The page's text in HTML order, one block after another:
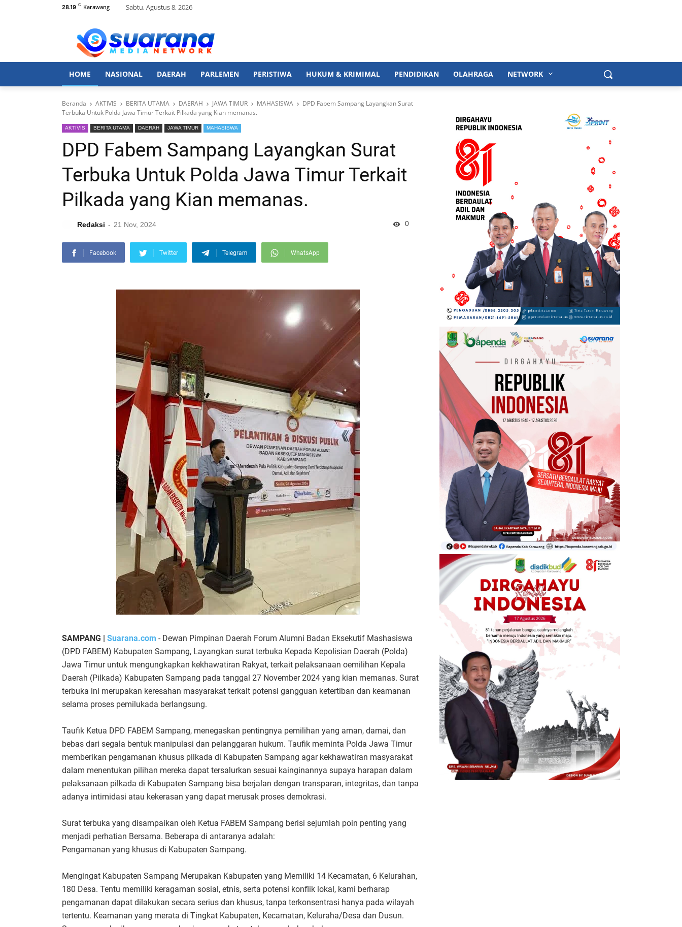
28.19 C Karawang Sabtu, Agustus 8, 2026
HOME NASIONAL DAERAH PARLEMEN PERISTIWA HUKUM & KRIMIMAL PENDIDIKAN OLAHRAGA NETWORK
Beranda AKTIVIS BERITA UTAMA DAERAH JAWA TIMUR MAHASISWA
DPD Fabem Sampang Layangkan Surat
Terbuka Untuk Polda Jawa Timur Terkait Pilkada yang Kian memanas.
AKTIVIS BERITA UTAMA DAERAH JAWA TIMUR MAHASISWA
DPD Fabem Sampang Layangkan Surat
Terbuka Untuk Polda Jawa Timur Terkait
Pilkada yang Kian memanas.
Redaksi 21 Nov, 2024 0
Facebook Twitter Telegram WhatsApp
SAMPANG | Suarana.com - Dewan Pimpinan Daerah Forum Alumni Badan Eksekutif Mashasiswa
(DPD FABEM) Kabupaten Sampang, Layangkan surat terbuka Kepada Kepolisian Daerah (Polda)
Jawa Timur untuk mengungkapkan kekhawatiran Rakyat, terkait pelaksanaan oemilihan Kepala
Daerah (Pilkada) Kabupaten Sampang pada tanggal 27 November 2024 yang kian memanas. Surat
terbuka ini merupakan keresahan masyarakat terkait potensi gangguan ketertiban dan keamanan
selama proses pemilukada berlangsung.
Taufik Ketua DPD FABEM Sampang, menegaskan pentingnya pemilihan yang aman, damai, dan
bebas dari segala bentuk manipulasi dan pelanggaran hukum. Taufik meminta Polda Jawa Timur
memberikan pengamanan khusus pilkada di Kabupaten Sampang agar kekhawatiran masyarakat
dalam menentukan pilihan mereka dapat tersalurkan sesuai kainginannya supaya harapan dalam
pelaksanaan pilkada di Kabupaten Sampang bisa berjalan dengan transparan, integritas, dan tanpa
adanya intimidasi atau kekerasan yang dapat merusak proses demokrasi.
Surat terbuka yang disampaikan oleh Ketua FABEM Sampang berisi sejumlah poin penting yang
menjadi perhatian Bersama. Beberapa di antaranya adalah:
Pengamanan yang khusus di Kabupaten Sampang.
Mengingat Kabupaten Sampang Merupakan Kabupaten yang Memiliki 14 Kecamatan, 6 Kelurahan,
180 Desa. Tentu memiliki keragaman sosial, etnis, serta potensi konflik lokal, kami berharap
pengamanan dapat dilakukan secara serius dan khusus, tanpa terkonsentrasi hanya pada wilayah
tertentu. Keamanan yang merata di Tingkat Kabupaten, Kecamatan, Keluraha/Desa dan Dusun.